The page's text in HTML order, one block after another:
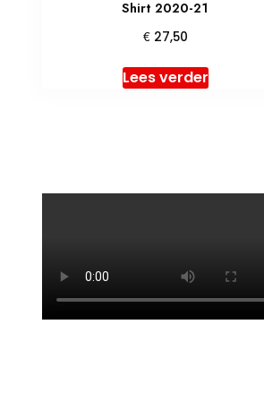
Shirt 2020-21
€27,50
Lees verder